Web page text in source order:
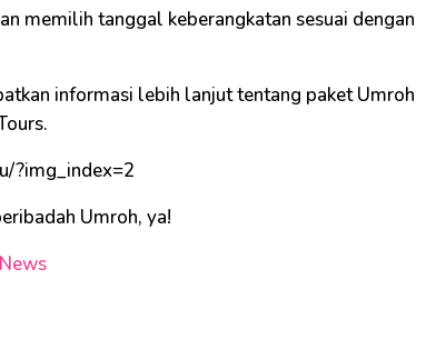
memilih tanggal keberangkatan sesuai dengan
informasi lebih lanjut tentang paket Umroh
?img_index=2
Umroh, ya!